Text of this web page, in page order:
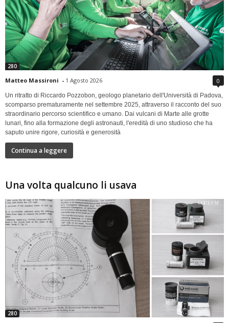
280
Matteo Massironi - 1 Agosto 2026 0
Un ritratto di Riccardo Pozzobon, geologo planetario dell'Università di Padova,
scomparso prematuramente nel settembre 2025, attraverso il racconto del suo
straordinario percorso scientifico e umano. Dai vulcani di Marte alle grotte
lunari, fino alla formazione degli astronauti, l'eredità di uno studioso che ha
saputo unire rigore, curiosità e generosità
Continua a leggere
Una volta qualcuno li usava
280